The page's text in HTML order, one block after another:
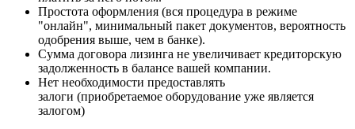
Простота оформления (вся процедура в режиме
"онлайн", минимальный пакет документов, вероятность
одобрения выше, чем в банке).
Сумма договора лизинга не увеличивает кредиторскую
задолженность в балансе вашей компании.
Нет необходимости предоставлять
залоги (приобретаемое оборудование уже является
залогом)